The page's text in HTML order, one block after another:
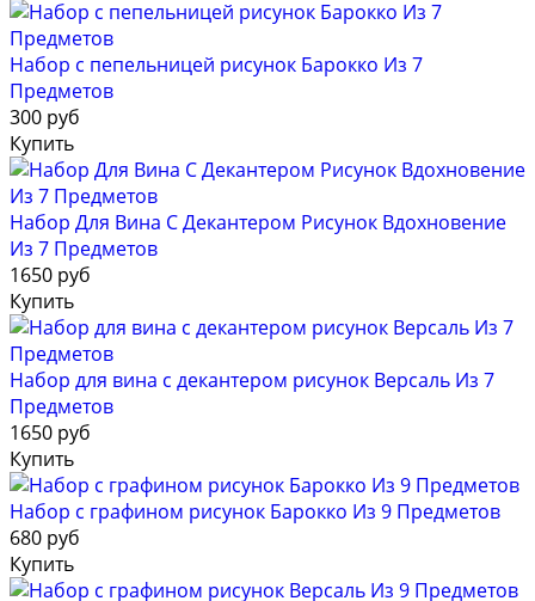
Набор с пепельницей рисунок Барокко Из 7
Предметов
300 руб
Купить
Набор Для Вина С Декантером Рисунок Вдохновение
Из 7 Предметов
1650 руб
Купить
Набор для вина с декантером рисунок Версаль Из 7
Предметов
1650 руб
Купить
Набор с графином рисунок Барокко Из 9 Предметов
680 руб
Купить